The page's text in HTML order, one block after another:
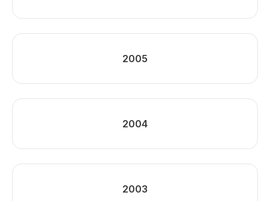
2005
2004
2003